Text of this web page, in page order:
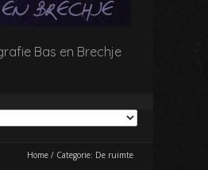
Bas en Brechje
Home / Categorie: De ruimte